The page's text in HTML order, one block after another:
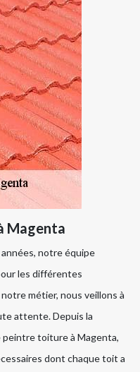
Magenta
notre équipe
les différentes
métier, nous veillons à
attente. Depuis la
toiture à Magenta,
dont chaque toit a